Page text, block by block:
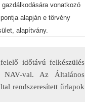
vonatkozó
alapján e törvény
alapítvány.
időtávú felkészülés
val. Az Általános
rendszeresített űrlapok